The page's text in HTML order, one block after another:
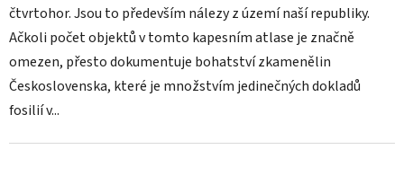
čtvrtohor. Jsou to především nálezy z území naší republiky.
Ačkoli počet objektů v tomto kapesním atlase je značně
omezen, přesto dokumentuje bohatství zkamenělin
Československa, které je množstvím jedinečných dokladů
fosilií v...